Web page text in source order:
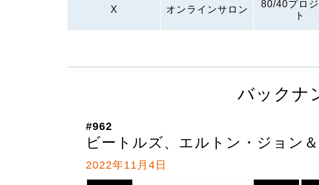
X オンラインサロン
80/40プロ
ト
バックナ
#962
ビートルズ、エルトン・ジョン
2022年11月4日